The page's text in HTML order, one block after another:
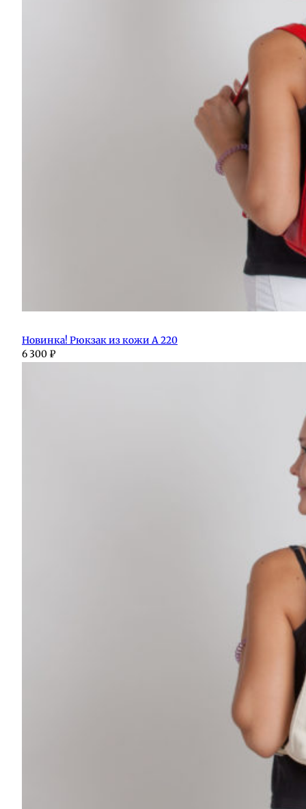
Новинка! Рюкзак из кожи А 220
6 300 ₽